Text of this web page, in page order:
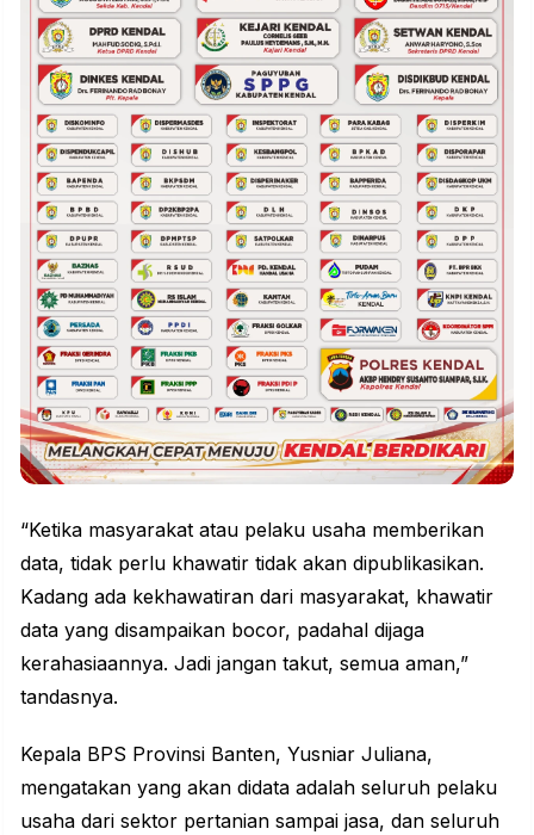
“Ketika masyarakat atau pelaku usaha memberikan
data, tidak perlu khawatir tidak akan dipublikasikan.
Kadang ada kekhawatiran dari masyarakat, khawatir
data yang disampaikan bocor, padahal dijaga
kerahasiaannya. Jadi jangan takut, semua aman,”
tandasnya.
Kepala BPS Provinsi Banten, Yusniar Juliana,
mengatakan yang akan didata adalah seluruh pelaku
usaha dari sektor pertanian sampai jasa, dan seluruh